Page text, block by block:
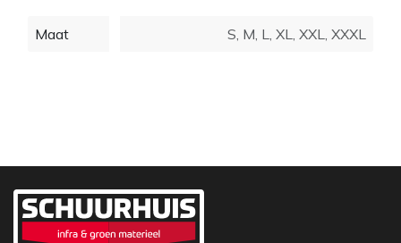
verstelbare drukknoopsluiting aan de enkels voor
bescherming
Ademend dankzij onderarmventilatie, voorkomt
oververhitting
Maat S, M, L, XL, XXL, XXXL